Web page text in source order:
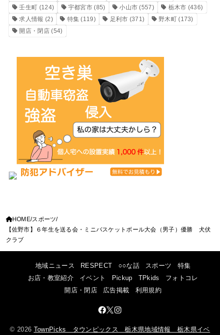
壬生町 (124) 宇都宮市 (85) 小山市 (557) 栃木市 (436)
求人情報 (2) 特集 (119) 足利市 (371) 野木町(173)
開店・閉店(54)
HOME スポーツ
【佐野市】６年生を送る会・ミニバスケットボール大会（男子）優勝 犬伏
クラブ
地域ニュース RESPECT ○○な話 スポーツ
特集
お店・教室紹介
イベント Pickup TPkids
フォトコレ
開店・閉店
広告掲載 利用規約
© 2026 TownPicks タウンピックス 栃木県地域情報 栃木県イベ